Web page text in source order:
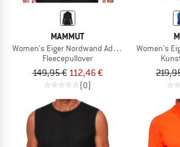
MAMMUT
Women's Eiger Nordwand Advanced FL Half Zip
Fleecepullover
149,95 € 112,46 €
(0)
Women's